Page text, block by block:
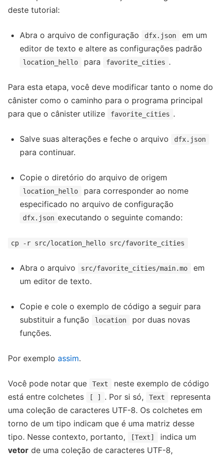
deste tutorial:
Abra o arquivo de configuração dfx.json
em um
editor de texto e altere as configurações padrão
location_hello para favorite_cities .
Para esta etapa, você deve modificar tanto o nome do
cânister como o caminho para o programa principal
para que o cânister utilize
favorite_cities .
Salve suas alterações e feche o arquivo dfx.json
para continuar.
Copie o diretório do arquivo de origem
location_hello
para corresponder ao nome
especificado no arquivo de configuração
dfx.json executando o seguinte comando:
cp -r src/location_hello src/favorite_cities
Abra o arquivo src/favorite_cities/main.mo
em
um editor de texto.
Copie e cole o exemplo de código a seguir para
substituir a função
location
por duas novas
funções.
Por exemplo assim.
Você pode notar que Text
neste exemplo de código
está entre colchetes
[ ] . Por si só, Text
representa
uma coleção de caracteres UTF-8. Os colchetes em
torno de um tipo indicam que é uma matriz desse
tipo. Nesse contexto, portanto,
[Text]
indica um
vetor de uma coleção de caracteres UTF-8,